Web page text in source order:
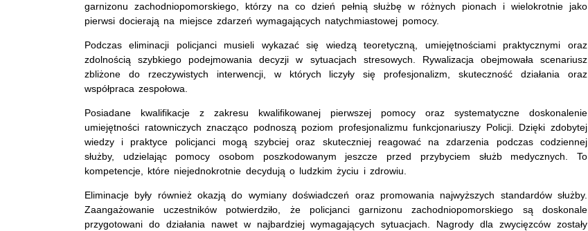
garnizonu zachodniopomorskiego, którzy na co dzień pełnią służbę w różnych pionach i wielokrotnie jako
pierwsi docierają na miejsce zdarzeń wymagających natychmiastowej pomocy.
Podczas eliminacji policjanci musieli wykazać się wiedzą teoretyczną, umiejętnościami praktycznymi oraz
zdolnością szybkiego podejmowania decyzji w sytuacjach stresowych. Rywalizacja obejmowała scenariusz
zbliżone do rzeczywistych interwencji, w których liczyły się profesjonalizm, skuteczność działania oraz
współpraca zespołowa.
Posiadane kwalifikacje z zakresu kwalifikowanej pierwszej pomocy oraz systematyczne doskonalenie
umiejętności ratowniczych znacząco podnoszą poziom profesjonalizmu funkcjonariuszy Policji. Dzięki zdobytej
wiedzy i praktyce policjanci mogą szybciej oraz skuteczniej reagować na zdarzenia podczas codziennej
służby, udzielając pomocy osobom poszkodowanym jeszcze przed przybyciem służb medycznych. To
kompetencje, które niejednokrotnie decydują o ludzkim życiu i zdrowiu.
Eliminacje były również okazją do wymiany doświadczeń oraz promowania najwyższych standardów służby.
Zaangażowanie uczestników potwierdziło, że policjanci garnizonu zachodniopomorskiego są doskonale
przygotowani do działania nawet w najbardziej wymagających sytuacjach. Nagrody dla zwycięzców zostały